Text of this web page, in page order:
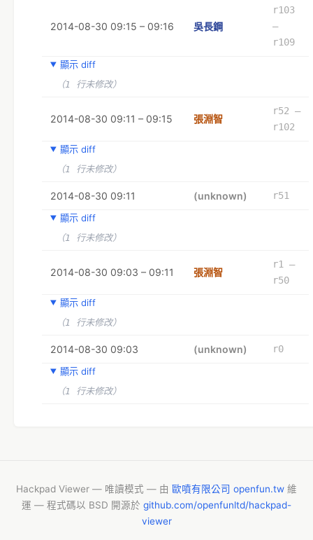
2014-08-30 09:15 – 09:16 吳長鋼
r103
–
r109
顯示 diff
（1 行未修改）
2014-08-30 09:11 – 09:15 張淵智
r52 –
r102
顯示 diff
（1 行未修改）
2014-08-30 09:11 (unknown)
r51
顯示 diff
（1 行未修改）
2014-08-30 09:03 – 09:11 張淵智
r1 –
r50
顯示 diff
（1 行未修改）
2014-08-30 09:03 (unknown)
r0
顯示 diff
（1 行未修改）
Hackpad Viewer — 唯讀模式 — 由 歐噴有限公司 openfun.tw 維
運 — 程式碼以 BSD 開源於 github.com/openfunltd/hackpad-
viewer